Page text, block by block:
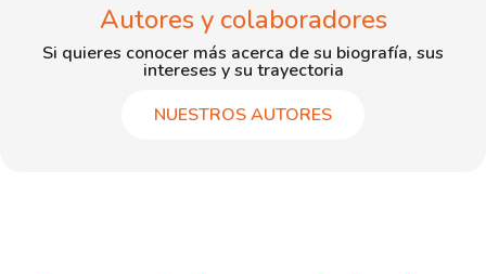
Autores y colaboradores
Si quieres conocer más acerca de su biografía, sus
intereses y su trayectoria
NUESTROS AUTORES